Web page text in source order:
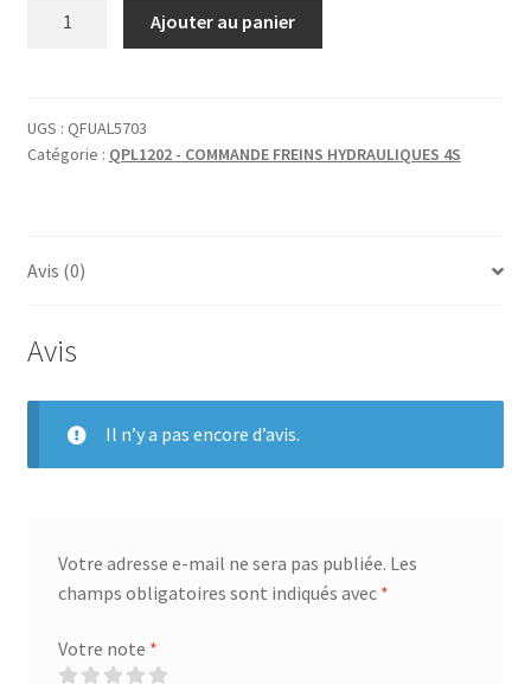
FREIN
Ajouter au panier
UGS : QFUAL5703
Catégorie : QPL1202 - COMMANDE FREINS HYDRAULIQUES 4S
Avis (0)
Avis
Il n’y a pas encore d’avis.
Votre adresse e-mail ne sera pas publiée. Les
champs obligatoires sont indiqués avec *
Votre note *